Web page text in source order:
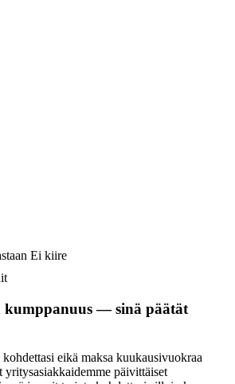
Ei kiire
kumppanuus — sinä päätät
eikä maksa kuukausivuokraa
yritysasiakkaidemme päivittäiset